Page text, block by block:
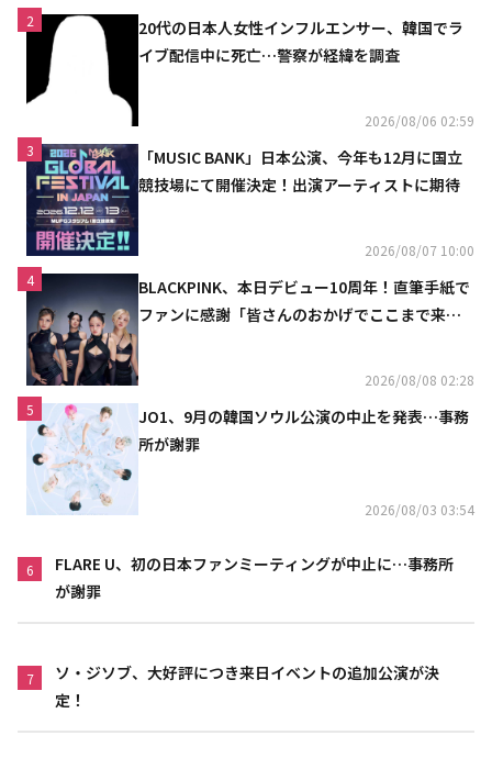
2
20代の日本人女性インフルエンサー、韓国でラ
イブ配信中に死亡…警察が経緯を調査
2026/08/06 02:59
3
「MUSIC BANK」日本公演、今年も12月に国立
競技場にて開催決定！出演アーティストに期待
2026/08/07 10:00
4
BLACKPINK、本日デビュー10周年！直筆手紙で
ファンに感謝「皆さんのおかげでここまで来ら
2026/08/08 02:28
5
JO1、9月の韓国ソウル公演の中止を発表…事務
所が謝罪
2026/08/03 03:54
6
FLARE U、初の日本ファンミーティングが中止に…事務所
が謝罪
7
ソ・ジソブ、大好評につき来日イベントの追加公演が決
定！